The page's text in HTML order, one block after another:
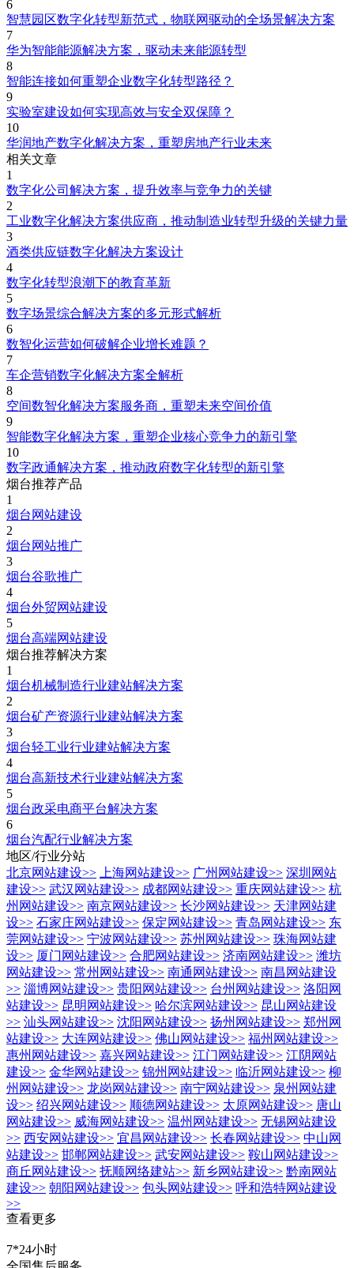
6
智慧园区数字化转型新范式，物联网驱动的全场景解决方案
7
华为智能能源解决方案，驱动未来能源转型
8
智能连接如何重塑企业数字化转型路径？
9
实验室建设如何实现高效与安全双保障？
10
华润地产数字化解决方案，重塑房地产行业未来
相关文章
1
数字化公司解决方案，提升效率与竞争力的关键
2
工业数字化解决方案供应商，推动制造业转型升级的关键力量
3
酒类供应链数字化解决方案设计
4
数字化转型浪潮下的教育革新
5
数字场景综合解决方案的多元形式解析
6
数智化运营如何破解企业增长难题？
7
车企营销数字化解决方案全解析
8
空间数智化解决方案服务商，重塑未来空间价值
9
智能数字化解决方案，重塑企业核心竞争力的新引擎
10
数字政通解决方案，推动政府数字化转型的新引擎
烟台推荐产品
1
烟台网站建设
2
烟台网站推广
3
烟台谷歌推广
4
烟台外贸网站建设
5
烟台高端网站建设
烟台推荐解决方案
1
烟台机械制造行业建站解决方案
2
烟台矿产资源行业建站解决方案
3
烟台轻工业行业建站解决方案
4
烟台高新技术行业建站解决方案
5
烟台政采电商平台解决方案
6
烟台汽配行业解决方案
地区/行业分站
北京网站建设>> 上海网站建设>> 广州网站建设>> 深圳网站
建设>> 武汉网站建设>> 成都网站建设>> 重庆网站建设>> 杭
州网站建设>> 南京网站建设>> 长沙网站建设>> 天津网站建
设>> 石家庄网站建设>> 保定网站建设>> 青岛网站建设>> 东
莞网站建设>> 宁波网站建设>> 苏州网站建设>> 珠海网站建
设>> 厦门网站建设>> 合肥网站建设>> 济南网站建设>> 潍坊
网站建设>> 常州网站建设>> 南通网站建设>> 南昌网站建设
>> 淄博网站建设>> 贵阳网站建设>> 台州网站建设>> 洛阳网
站建设>> 昆明网站建设>> 哈尔滨网站建设>> 昆山网站建设
>> 汕头网站建设>> 沈阳网站建设>> 扬州网站建设>> 郑州网
站建设>> 大连网站建设>> 佛山网站建设>> 福州网站建设>>
惠州网站建设>> 嘉兴网站建设>> 江门网站建设>> 江阴网站
建设>> 金华网站建设>> 锦州网站建设>> 临沂网站建设>> 柳
州网站建设>> 龙岗网站建设>> 南宁网站建设>> 泉州网站建
设>> 绍兴网站建设>> 顺德网站建设>> 太原网站建设>> 唐山
网站建设>> 威海网站建设>> 温州网站建设>> 无锡网站建设
>> 西安网站建设>> 宜昌网站建设>> 长春网站建设>> 中山网
站建设>> 邯郸网站建设>> 武安网站建设>> 鞍山网站建设>>
商丘网站建设>> 抚顺网络建站>> 新乡网站建设>> 黔南网站
建设>> 朝阳网站建设>> 包头网站建设>> 呼和浩特网站建设
>>
查看更多
7*24小时